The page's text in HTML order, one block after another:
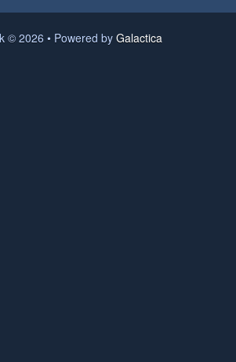
© 2026 • Powered by Galactica